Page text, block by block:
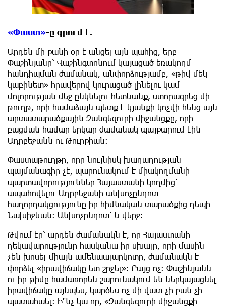
«Փաստ»-ը գրում է.
Արդեն մի քանի օր է անցել այն պահից, երբ
Փաշինյանը՝ Վաշինգտոնում կայացած եռակողմ
հանդիպման ժամանակ, անփորձությամբ, «թիվ մեկ
կաբինետ» հրավերով կուրացած լինելու կամ
մոլորության մեջ ընկնելու հետևանք, ստորագրեց մի
թուղթ, որի համաձայն պետք է կյանքի կոչվի հենց այն
արտատարածքային Զանգեզուրի միջանցքը, որի
բացման համար երկար ժամանակ պայքարում էին
Ադրբեջանն ու Թուրքիան։
Փաստաթուղթը, որը նույնիսկ խաղաղության
պայմանագիր չէ, պարունակում է միակողմանի
պարտավորություններ Հայաստանի կողմից՝
ապահովելու Ադրբեջանի անխոչընդոտ
հաղորդակցությունը իր հիմնական տարածքից դեպի
Նախիջևան։ Անխոչընդոտ՝ և վերջ։
Թվում էր՝ արդեն ժամանակն է, որ Հայաստանի
ղեկավարությունը հասկանա իր սխալը, որի մասին
չեն խոսել միայն ամենաալարկոտը, ժամանակն է
փորձել «իրավիճակը ետ շրջել»։ Բայց ոչ։ Փաշինյանն
ու իր թիմը համառորեն շարունակում են ներկայացնել
իրավիճակը այնպես, կարծես ոչ մի վատ չի բան չի
պատահաել։ Ի՞նչ կա որ, «Զանգեզուրի միջանցքի